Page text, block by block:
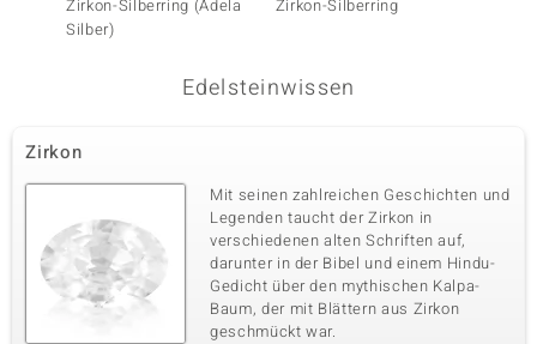
Zirkon-Silberring (Adela
Silber)
Zirkon-Silberring
Edelsteinwissen
Zirkon
Mit seinen zahlreichen Geschichten und
Legenden taucht der Zirkon in
verschiedenen alten Schriften auf,
darunter in der Bibel und einem Hindu-
Gedicht über den mythischen Kalpa-
Baum, der mit Blättern aus Zirkon
geschmückt war.